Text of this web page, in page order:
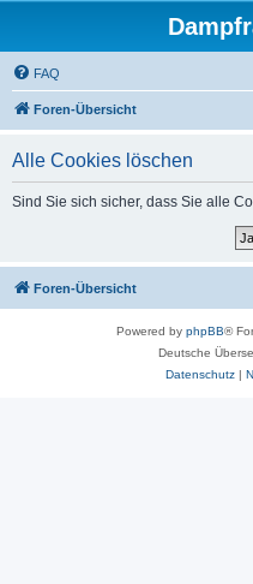
FAQ
Foren-Übersicht
Alle Cookies löschen
Sind Sie sich sicher, dass Sie alle
Foren-Übersicht
Powered by phpBB®
Deutsche
Datenschutz|